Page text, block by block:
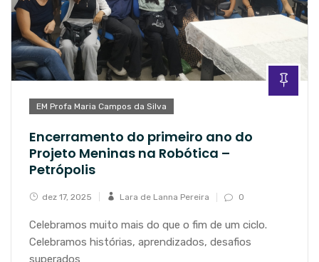
EM Profa Maria Campos da Silva
Encerramento do primeiro ano do
Projeto Meninas na Robótica –
Petrópolis
dez 17, 2025 Lara de Lanna Pereira 0
Celebramos muito mais do que o fim de um ciclo.
Celebramos histórias, aprendizados, desafios
superados